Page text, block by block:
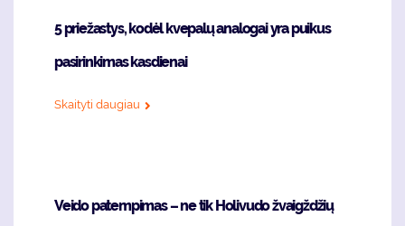
5 priežastys, kodėl kvepalų analogai yra puikus
pasirinkimas kasdienai
Skaityti daugiau
Veido patempimas – ne tik Holivudo žvaigždžių